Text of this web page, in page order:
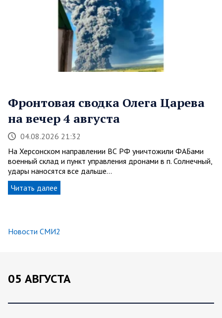
Фронтовая сводка Олега Царева
на вечер 4 августа
04.08.2026 21:32
На Херсонском направлении ВС РФ уничтожили ФАБами
военный склад и пункт управления дронами в п. Солнечный,
удары наносятся все дальше…
Читать далее
Новости СМИ2
05 АВГУСТА